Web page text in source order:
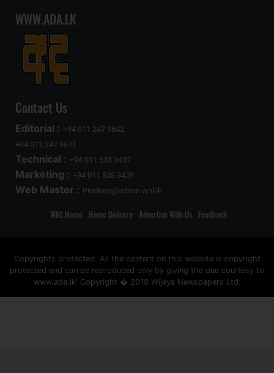
WWW.ADA.LK
Contact Us
Editorial : +94 011 247 9642,
+94 011 247 9671
Technical : +94 011 538 3437
Marketing : +94 011 538 3439
Web Master : Pradeep@admin.wnl.lk
WNL Home Home Delivery Advertise With Us Feedback
Copyrights protected: All the content on this website is copyright
protected and can be reproduced only by giving the due courtesy to
www.ada.lk' Copyright � 2018 Wijeya Newspapers Ltd.